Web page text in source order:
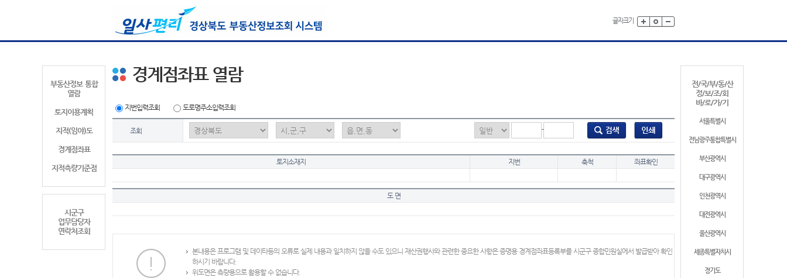
글자크기
부동산정보 통합
열람
토지이용계획
지적(임야)도
경계점좌표
지적측량기준점
시군구
업무담당자
연락처조회
전/국/부/동/산
정/보/조/회
바/로/가/기
서울특별시
전남광주통합특별시
부산광역시
대구광역시
인천광역시
대전광역시
울산광역시
세종특별자치시
경기도
경계점좌표 열람
지번입력조회 도로명주소입력조회
조회 -
토지소재지 지번 축척 좌표확인
도 면
본내용은 프로그램 및 데이타등의 오류로 실제 내용과 일치하지 않을 수도 있으니 재산권행사와 관련한 중요한 사항은 증명용 경계점좌표등록부를 시군구 종합민원실에서 발급받아 확인
하시기 바랍니다.
위도면은 측량용으로 활용할 수 없습니다.